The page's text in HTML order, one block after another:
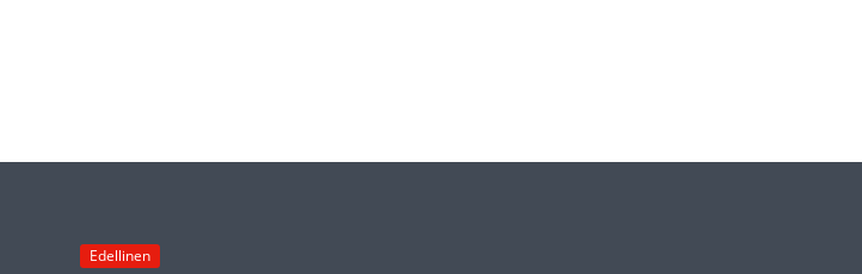
Edellinen